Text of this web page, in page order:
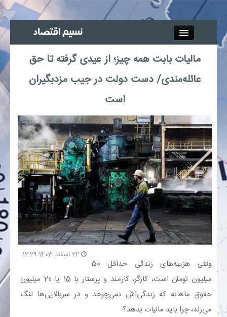
جذب خبرنگار
پیوند‌ها
چند رسانه‌ای
اجتماعی
صنعت معدن و تجارت
بیمه و بورس
انرژی
اقتصاد
مالیات بابت همه چیز؛ از عیدی گرفته تا حق
عائله‌مندی/ دست دولت در جیب مزدبگیران
است
وقتی هزینه‌های زندگی حداقل 50
میلیون تومان است، کارگر، کارمند و پرستار با 15 یا 20 میلیون
حقوق ماهانه که زندگی‌اش نمی‌چرخد و در سربالایی‌ها لنگ
می‌زند، چرا باید مالیات بدهد؟